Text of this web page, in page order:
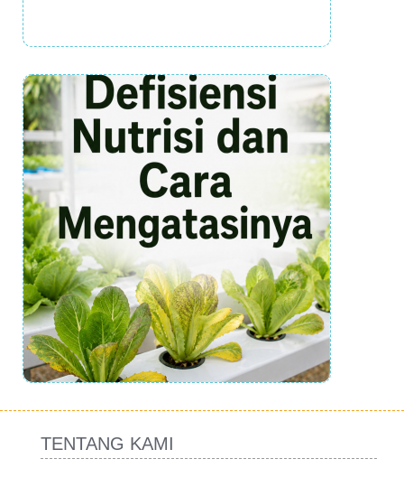
TENTANG KAMI